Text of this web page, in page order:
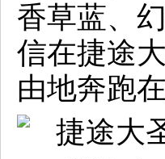
香草蓝、
信在捷途
由地奔跑